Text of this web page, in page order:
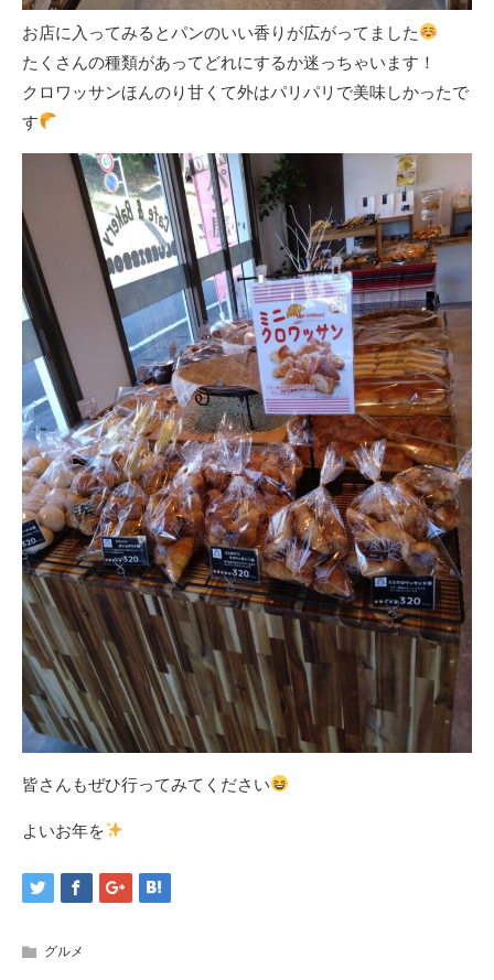
お店に入ってみるとパンのいい香りが広がってました
たくさんの種類があってどれにするか迷っちゃいます！
クロワッサンほんのり甘くて外はパリパリで美味しかったで
す
皆さんもぜひ行ってみてください
よいお年を
グルメ